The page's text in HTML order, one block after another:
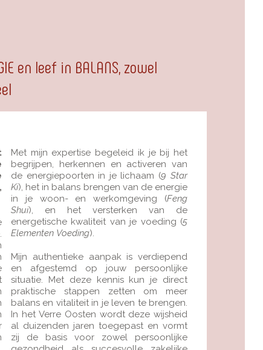
en leef in BALANS, zowel
Met mijn expertise begeleid ik je bij het
begrijpen, herkennen en activeren van
de energiepoorten in je lichaam (9 Star
Ki), het in balans brengen van de energie
in je woon- en werkomgeving (Feng
Shui), en het versterken van de
energetische kwaliteit van je voeding (5
Elementen Voeding).
Mijn authentieke aanpak is verdiepend
en afgestemd op jouw persoonlijke
situatie. Met deze kennis kun je direct
praktische stappen zetten om meer
balans en vitaliteit in je leven te brengen.
In het Verre Oosten wordt deze wijsheid
al duizenden jaren toegepast en vormt
zij de basis voor zowel persoonlijke